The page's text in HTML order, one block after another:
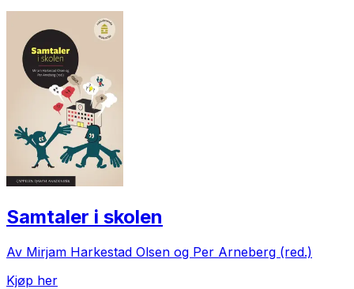
Samtaler i skolen
Av Mirjam Harkestad Olsen og Per Arneberg (red.)
Kjøp her